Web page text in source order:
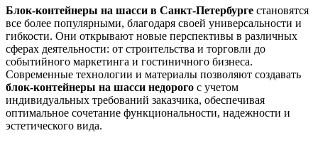
Блок-контейнеры на шасси в Санкт-Петербурге становятся
все более популярными, благодаря своей универсальности и
гибкости. Они открывают новые перспективы в различных
сферах деятельности: от строительства и торговли до
событийного маркетинга и гостиничного бизнеса.
Современные технологии и материалы позволяют создавать
блок-контейнеры на шасси недорого с учетом
индивидуальных требований заказчика, обеспечивая
оптимальное сочетание функциональности, надежности и
эстетического вида.